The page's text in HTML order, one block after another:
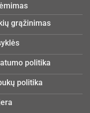
grąžinimas
politika
politika